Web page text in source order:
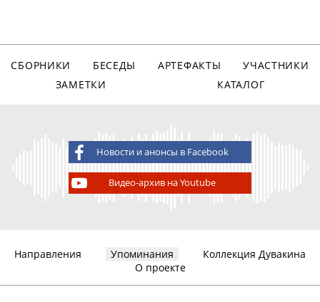
СБОРНИКИ БЕСЕДЫ АРТЕФАКТЫ
УЧАСТНИКИ
ЗАМЕТКИ
КАТАЛОГ
Новости и анонсы в Facebook
Видео-архив на Youtube
Направления Упоминания
Коллекция Дувакина
О проекте